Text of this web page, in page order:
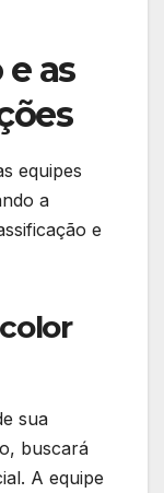
as
equipes
a
e
sua
buscará
A equipe